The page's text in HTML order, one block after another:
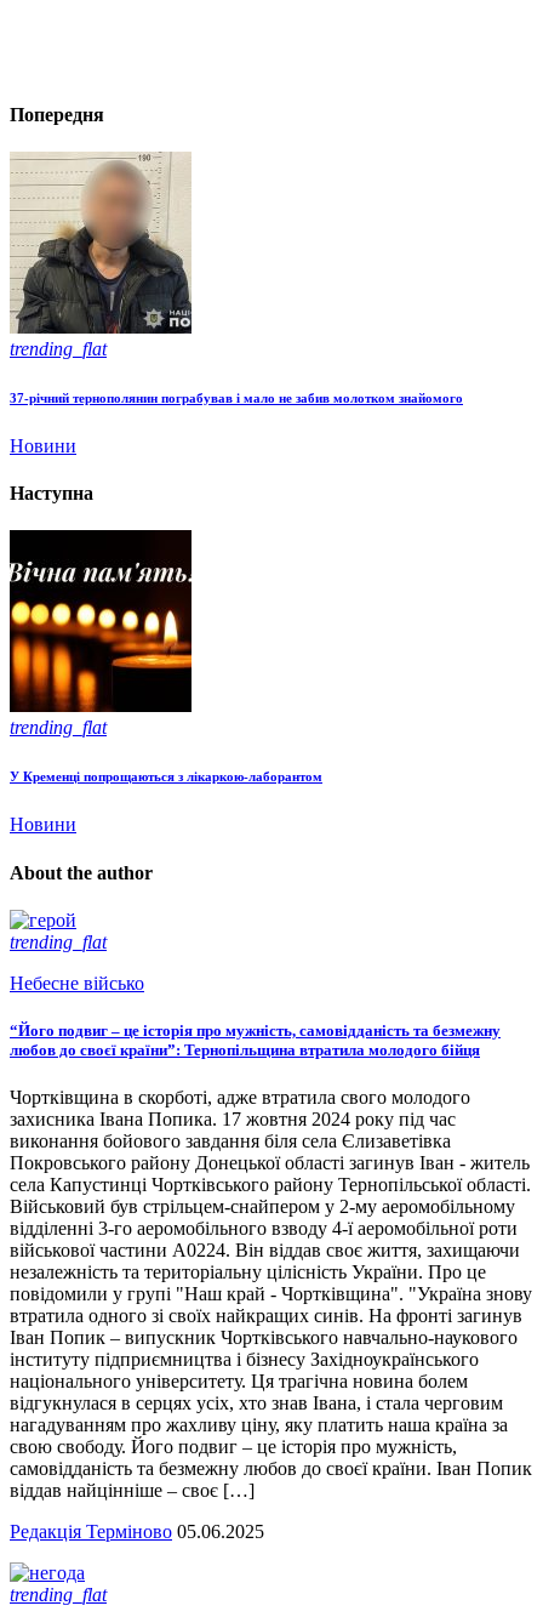
Попередня
trending_flat
37-річний тернополянин пограбував і мало не забив молотком знайомого
Новини
Наступна
trending_flat
У Кременці попрощаються з лікаркою-лаборантом
Новини
About the author
trending_flat
Небесне військо
“Його подвиг – це історія про мужність, самовідданість та безмежну
любов до своєї країни”: Тернопільщина втратила молодого бійця
Чортківщина в скорботі, адже втратила свого молодого
захисника Івана Попика. 17 жовтня 2024 року під час
виконання бойового завдання біля села Єлизаветівка
Покровського району Донецької області загинув Іван - житель
села Капустинці Чортківського району Тернопільської області.
Військовий був стрільцем-снайпером у 2-му аеромобільному
відділенні 3-го аеромобільного взводу 4-ї аеромобільної роти
військової частини А0224. Він віддав своє життя, захищаючи
незалежність та територіальну цілісність України. Про це
повідомили у групі "Наш край - Чортківщина". "Україна знову
втратила одного зі своїх найкращих синів. На фронті загинув
Іван Попик – випускник Чортківського навчально-наукового
інституту підприємництва і бізнесу Західноукраїнського
національного університету. Ця трагічна новина болем
відгукнулася в серцях усіх, хто знав Івана, і стала черговим
нагадуванням про жахливу ціну, яку платить наша країна за
свою свободу. Його подвиг – це історія про мужність,
самовідданість та безмежну любов до своєї країни. Іван Попик
віддав найцінніше – своє […]
Редакція Терміново 05.06.2025
trending_flat